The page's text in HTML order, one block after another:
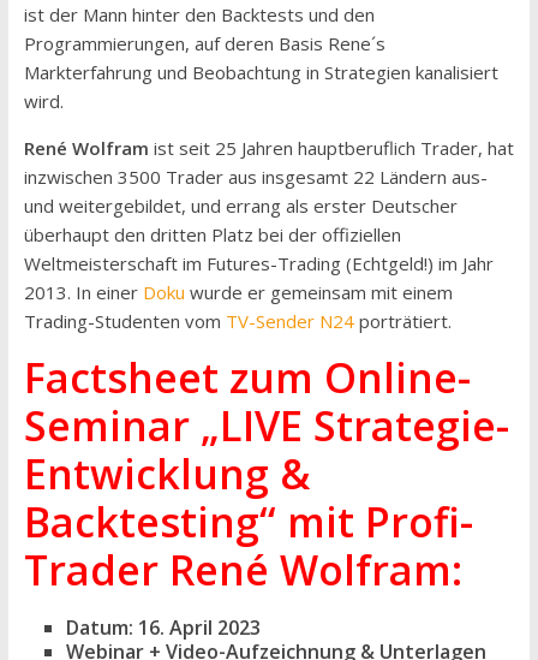
ist der Mann hinter den Backtests und den
Programmierungen, auf deren Basis Rene´s
Markterfahrung und Beobachtung in Strategien kanalisiert
wird.
René Wolfram ist seit 25 Jahren hauptberuflich Trader, hat
inzwischen 3500 Trader aus insgesamt 22 Ländern aus-
und weitergebildet, und errang als erster Deutscher
überhaupt den dritten Platz bei der offiziellen
Weltmeisterschaft im Futures-Trading (Echtgeld!) im Jahr
2013. In einer Doku wurde er gemeinsam mit einem
Trading-Studenten vom TV-Sender N24porträtiert.
Factsheet zum Online-
Seminar „LIVE Strategie-
Entwicklung &
Backtesting“ mit Profi-
Trader René Wolfram:
Datum: 16. April 2023
Webinar + Video-Aufzeichnung & Unterlagen